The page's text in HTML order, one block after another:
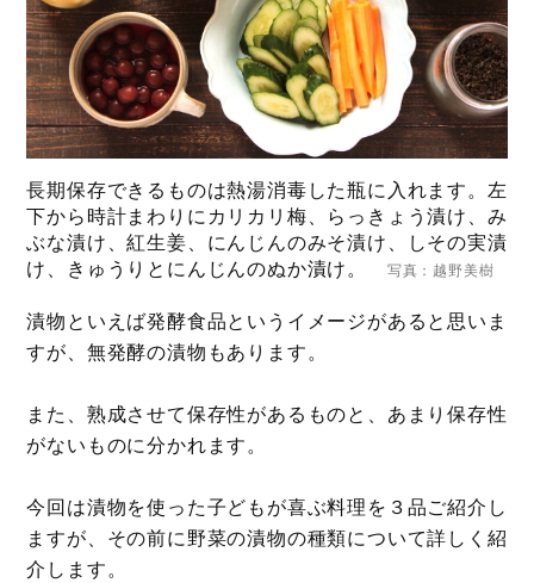
長期保存できるものは熱湯消毒した瓶に入れます。左
下から時計まわりにカリカリ梅、らっきょう漬け、み
ぶな漬け、紅生姜、にんじんのみそ漬け、しその実漬
け、きゅうりとにんじんのぬか漬け。
写真：越野美樹
漬物といえば発酵食品というイメージがあると思いま
すが、無発酵の漬物もあります。
また、熟成させて保存性があるものと、あまり保存性
がないものに分かれます。
今回は漬物を使った子どもが喜ぶ料理を３品ご紹介し
ますが、その前に野菜の漬物の種類について詳しく紹
介します。